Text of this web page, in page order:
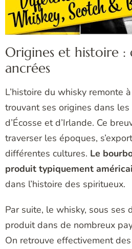
Origines et histoire :
ancrées
L’histoire du whisky remonte
trouvant ses origines dans
d’Écosse et d’Irlande. Ce
traverser les époques,
différentes cultures. Le
produit typiquement
dans l’histoire des spiritueux.
Par suite, le whisky, sous ses
produit dans de nombreux
On retrouve effectivement